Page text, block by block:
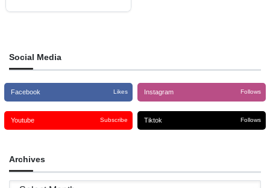
Social Media
Facebook Likes Instagram Follows
Youtube Subscribe Tiktok Follows
Archives
Archives